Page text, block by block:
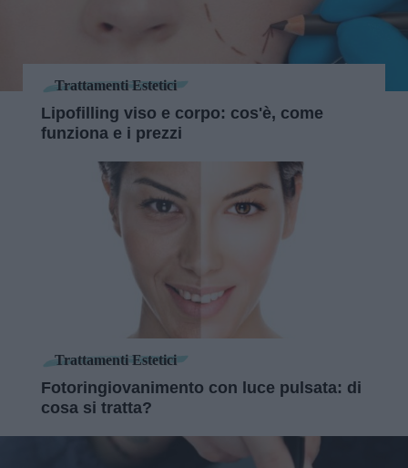
Trattamenti Estetici
Lipofilling viso e corpo: cos'è, come
funziona e i prezzi
Trattamenti Estetici
Fotoringiovanimento con luce pulsata: di
cosa si tratta?